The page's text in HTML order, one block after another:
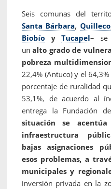
Seis comunas del
Santa Bárbara, Quilleco
Biobío y Tucapel– se
unalto grado de
pobreza
22,4% (Antuco) y el
porcentaje de ruralidad
53,1%, de acuerdo al
entrega la Fundación
situación se
infraestructura
bajas asignaciones
esos problemas, a
municipales y
inversión privada en la